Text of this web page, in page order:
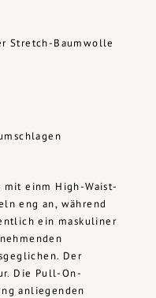
Stretch-Baumwolle
mit einm High-Waist-
eng an, während
ein maskuliner
Der
Die Pull-On-
anliegenden